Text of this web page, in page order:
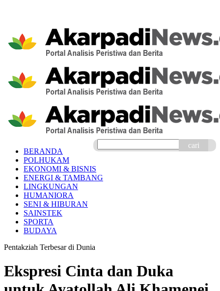
cari
BERANDA
POLHUKAM
EKONOMI & BISNIS
ENERGI & TAMBANG
LINGKUNGAN
HUMANIORA
SENI & HIBURAN
SAINSTEK
SPORTA
BUDAYA
Pentakziah Terbesar di Dunia
Ekspresi Cinta dan Duka